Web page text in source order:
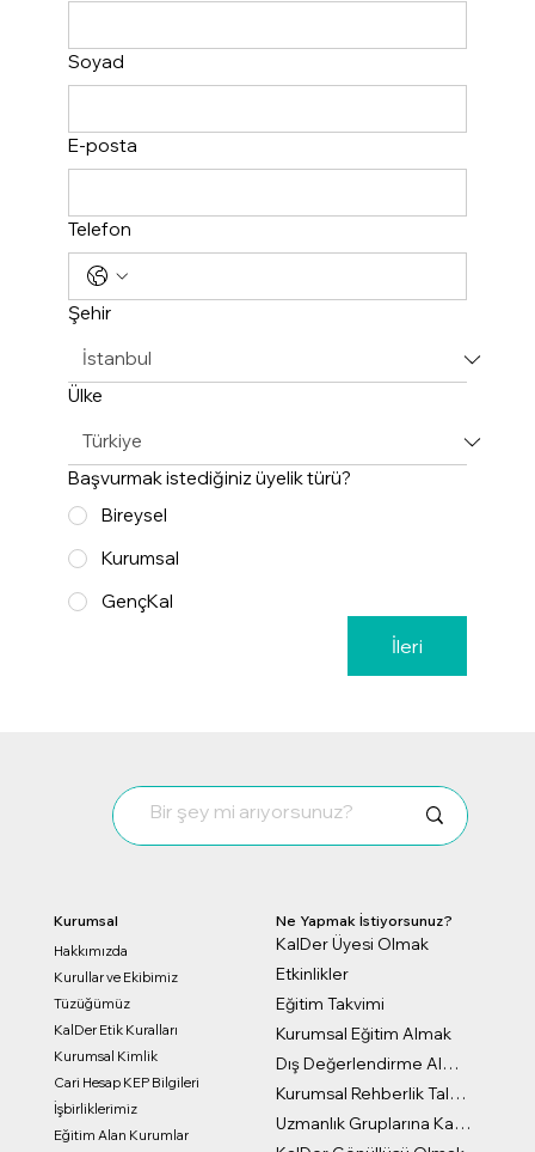
Soyad
E-posta
Telefon
Şehir
Ülke
Başvurmak istediğiniz üyelik türü?
Bireysel
Kurumsal
GençKal
İleri
Kurumsal
Hakkımızda
Kurullar ve Ekibimiz
Tüzüğümüz
KalDer Etik Kuralları
Kurumsal Kimlik
Cari Hesap KEP Bilgileri
İşbirliklerimiz
Eğitim Alan Kurumlar
Ne Yapmak İstiyorsunuz?
KalDer Üyesi Olmak
Etkinlikler
Eğitim Takvimi
Kurumsal Eğitim Almak
Dış Değerlendirme Almak
Kurumsal Rehberlik Talep Formu
Uzmanlık Gruplarına Katılmak